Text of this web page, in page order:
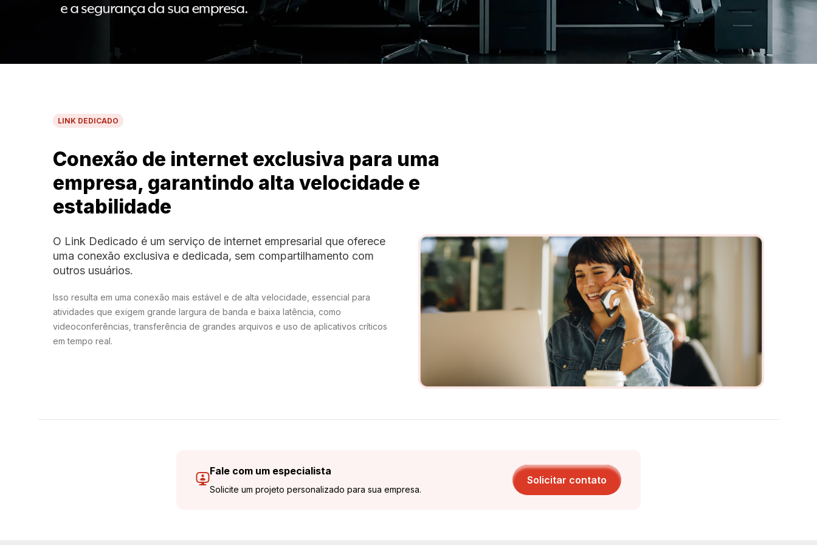
LINK DEDICADO
Conexão de internet exclusiva para uma
empresa, garantindo alta velocidade e
estabilidade
O Link Dedicado é um serviço de internet empresarial que oferece
uma conexão exclusiva e dedicada, sem compartilhamento com
outros usuários.
Isso resulta em uma conexão mais estável e de alta velocidade, essencial para
atividades que exigem grande largura de banda e baixa latência, como
videoconferências, transferência de grandes arquivos e uso de aplicativos críticos
em tempo real.
Fale com um especialista
Solicite um projeto personalizado para sua empresa.
Solicitar contato